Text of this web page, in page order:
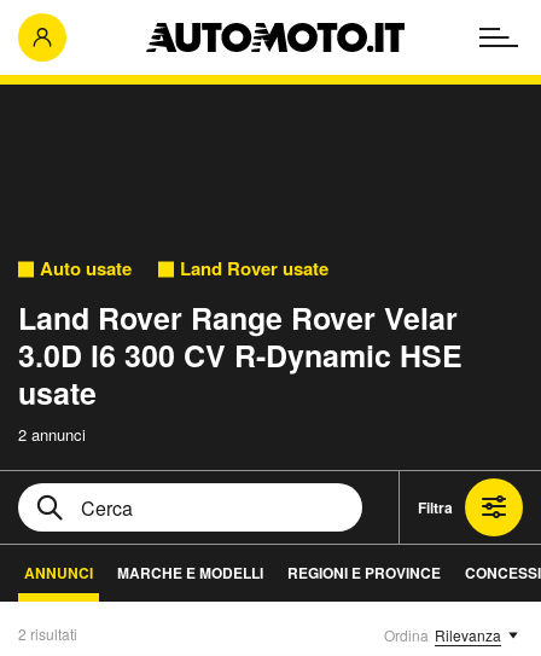
Auto usate Land Rover usate
Land Rover Range Rover Velar
3.0D l6 300 CV R-Dynamic HSE
usate
2 annunci
Filtra
ANNUNCI MARCHE E MODELLI REGIONI E PROVINCE
2 risultati Ordina Rilevanza